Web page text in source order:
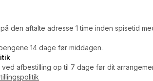
den aftalte adresse 1 time inden spisetid
14 dage før middagen.
afbestilling op til 7 dage før dit